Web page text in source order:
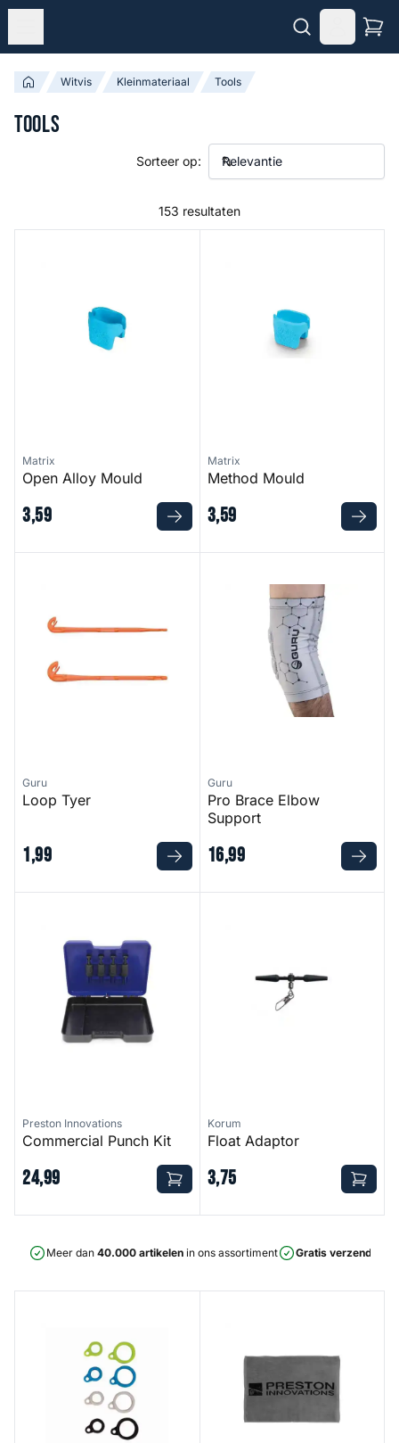
Witvis Kleinmateriaal Tools
Tools
153 resultaten
Sorteer op:
Matrix
Open Alloy Mould
3,59
Matrix
Method Mould
3,59
Guru
Loop Tyer
1,99
Guru
Pro Brace Elbow
Support
16,99
Preston Innovations
Commercial Punch Kit
24,99
Korum
Float Adaptor
3,75
Meer dan 40.000 artikelen in ons assortiment Gratis verzending